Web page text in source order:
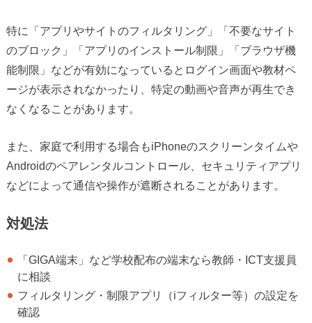
特に「アプリやサイトのフィルタリング」「不要なサイト
のブロック」「アプリのインストール制限」「ブラウザ機
能制限」などが有効になっているとログイン画面や教材ペ
ージが表示されなかったり、特定の動画や音声が再生でき
なくなることがあります。
また、家庭で利用する場合もiPhoneのスクリーンタイムや
Androidのペアレンタルコントロール、セキュリティアプリ
などによって通信や操作が遮断されることがあります。
対処法
「GIGA端末」など学校配布の端末なら教師・ICT支援員
に相談
フィルタリング・制限アプリ（iフィルター等）の設定を
確認